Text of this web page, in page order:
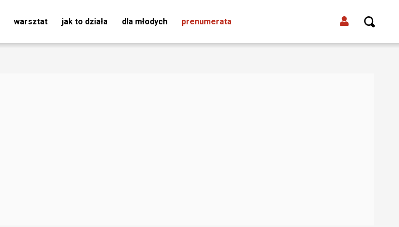
warsztat jak to działa dla młodych prenumerata